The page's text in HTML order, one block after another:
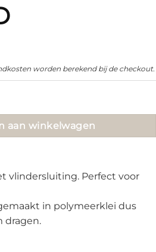
worden berekend bij de checkout.
aan winkelwagen
vlindersluiting. Perfect voor
in polymeerklei dus
dragen.